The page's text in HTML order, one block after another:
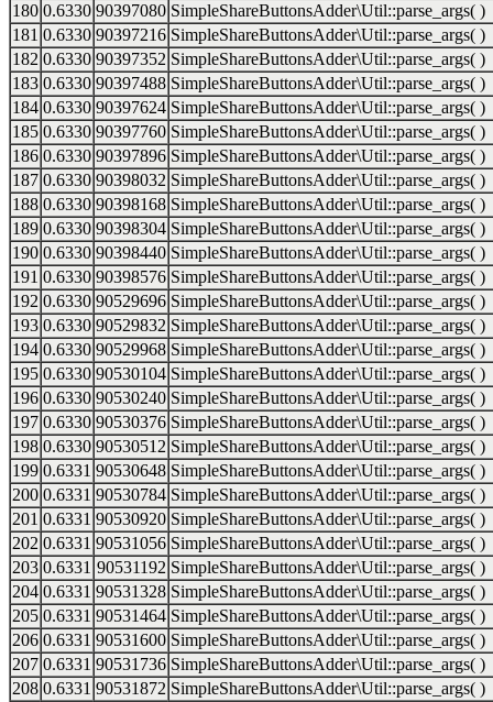
180 0.6330 90397080 SimpleShareButtonsAdder\Util::parse_args( )
181 0.6330 90397216 SimpleShareButtonsAdder\Util::parse_args( )
182 0.6330 90397352 SimpleShareButtonsAdder\Util::parse_args( )
183 0.6330 90397488 SimpleShareButtonsAdder\Util::parse_args( )
184 0.6330 90397624 SimpleShareButtonsAdder\Util::parse_args( )
185 0.6330 90397760 SimpleShareButtonsAdder\Util::parse_args( )
186 0.6330 90397896 SimpleShareButtonsAdder\Util::parse_args( )
187 0.6330 90398032 SimpleShareButtonsAdder\Util::parse_args( )
188 0.6330 90398168 SimpleShareButtonsAdder\Util::parse_args( )
189 0.6330 90398304 SimpleShareButtonsAdder\Util::parse_args( )
190 0.6330 90398440 SimpleShareButtonsAdder\Util::parse_args( )
191 0.6330 90398576 SimpleShareButtonsAdder\Util::parse_args( )
192 0.6330 90529696 SimpleShareButtonsAdder\Util::parse_args( )
193 0.6330 90529832 SimpleShareButtonsAdder\Util::parse_args( )
194 0.6330 90529968 SimpleShareButtonsAdder\Util::parse_args( )
195 0.6330 90530104 SimpleShareButtonsAdder\Util::parse_args( )
196 0.6330 90530240 SimpleShareButtonsAdder\Util::parse_args( )
197 0.6330 90530376 SimpleShareButtonsAdder\Util::parse_args( )
198 0.6330 90530512 SimpleShareButtonsAdder\Util::parse_args( )
199 0.6331 90530648 SimpleShareButtonsAdder\Util::parse_args( )
200 0.6331 90530784 SimpleShareButtonsAdder\Util::parse_args( )
201 0.6331 90530920 SimpleShareButtonsAdder\Util::parse_args( )
202 0.6331 90531056 SimpleShareButtonsAdder\Util::parse_args( )
203 0.6331 90531192 SimpleShareButtonsAdder\Util::parse_args( )
204 0.6331 90531328 SimpleShareButtonsAdder\Util::parse_args( )
205 0.6331 90531464 SimpleShareButtonsAdder\Util::parse_args( )
206 0.6331 90531600 SimpleShareButtonsAdder\Util::parse_args( )
207 0.6331 90531736 SimpleShareButtonsAdder\Util::parse_args( )
208 0.6331 90531872 SimpleShareButtonsAdder\Util::parse_args( )